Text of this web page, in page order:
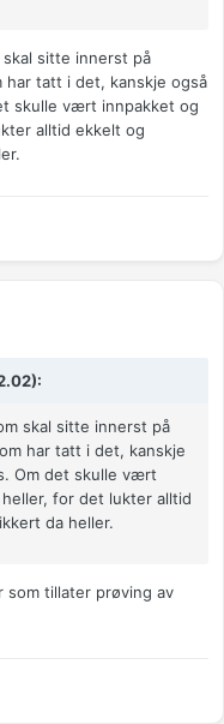
sitte innerst på
har tatt i det, kanskje også
skulle vært innpakket og
alltid ekkelt og
skal sitte innerst på
har tatt i det, kanskje
Om det skulle vært
for det lukter alltid
da heller.
som tillater prøving av